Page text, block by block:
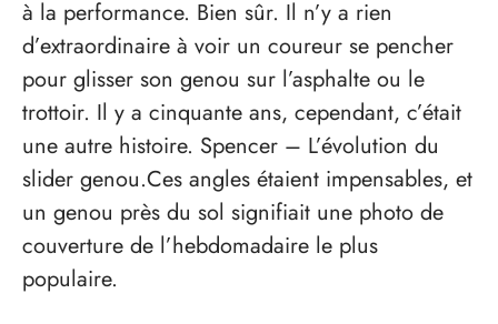
à la performance. Bien sûr. Il n’y a rien
d’extraordinaire à voir un coureur se pencher
pour glisser son genou sur l’asphalte ou le
trottoir. Il y a cinquante ans, cependant, c’était
une autre histoire. Spencer – L’évolution du
slider genou.Ces angles étaient impensables, et
un genou près du sol signifiait une photo de
couverture de l’hebdomadaire le plus
populaire.